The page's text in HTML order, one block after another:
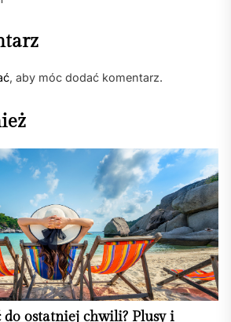
, aby móc dodać komentarz.
do ostatniej chwili? Plusy i